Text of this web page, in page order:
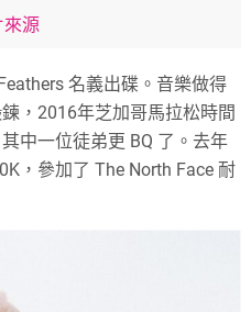
來源
名義出碟。音樂做得
，2016年芝加哥馬拉松時間
中一位徒弟更 BQ 了。去年
，參加了 The North Face 耐